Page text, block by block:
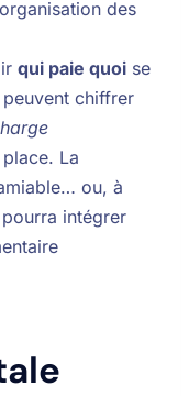
des
qui paie quoi se
chiffrer
La
ou, à
intégrer